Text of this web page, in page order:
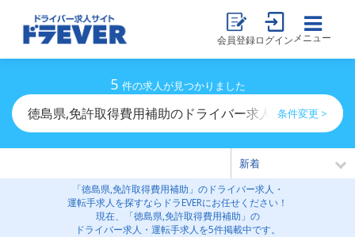
会員登録ログイン メニュー
5 件の求人が見つかりました
徳島県,免許取得費用補助のドライバー求人・運転手求人
条件変更 >
「徳島県,免許取得費用補助」のドライバー求人・
運転手求人を探すならドラEVERにお任せください！
現在、「徳島県,免許取得費用補助」の
ドライバー求人・運転手求人を5件掲載中です。